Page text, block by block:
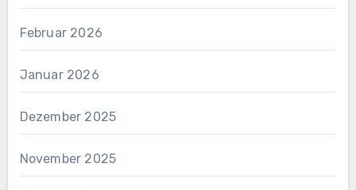
Februar 2026
Januar 2026
Dezember 2025
November 2025